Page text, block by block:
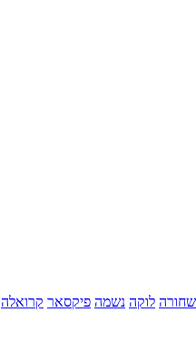
לוקה נשמה פיקסאר קרואלה